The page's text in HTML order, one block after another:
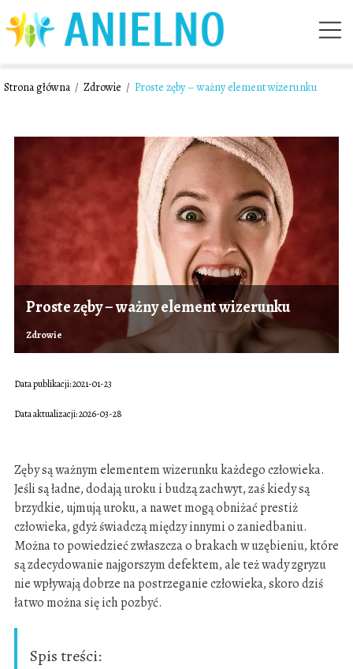
Strona główna / Zdrowie / Proste zęby – ważny element wizerunku
Proste zęby – ważny element wizerunku
Zdrowie
Data publikacji: 2021-01-23
Data aktualizacji: 2026-03-28
Zęby są ważnym elementem wizerunku każdego człowieka.
Jeśli są ładne, dodają uroku i budzą zachwyt, zaś kiedy są
brzydkie, ujmują uroku, a nawet mogą obniżać prestiż
człowieka, gdyż świadczą między innymi o zaniedbaniu.
Można to powiedzieć zwłaszcza o brakach w uzębieniu, które
są zdecydowanie najgorszym defektem, ale też wady zgryzu
nie wpływają dobrze na postrzeganie człowieka, skoro dziś
łatwo można się ich pozbyć.
Spis treści: